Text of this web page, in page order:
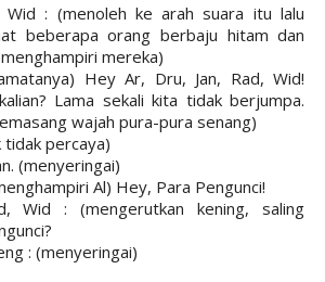
Wid : (menoleh ke arah suara itu lalu
beberapa orang berbaju hitam dan
mereka)
Hey Ar, Dru, Jan, Rad, Wid!
Lama sekali kita tidak berjumpa.
wajah pura-pura senang)
tidak percaya)
(menyeringai)
Al) Hey, Para Pengunci!
Wid : (mengerutkan kening, saling
: (menyeringai)